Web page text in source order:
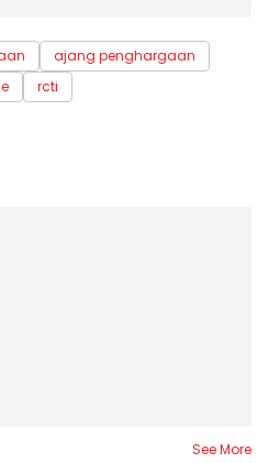
ajang penghargaan
rcti
See More